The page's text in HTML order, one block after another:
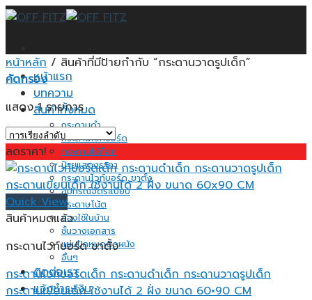
Skip
หน้าแรก
บทความ
สินค้าทั้งหมด
กระดานดำ
กระดานไวท์บอร์ด
กระดานไม้ก็อก
ป้ายแสดงราคา
กระดานไวท์บอร์ด ขาตั้ง
อุปกรณ์จัดระเบียบ
กระดาษโน้ต
ของใช้ในบ้าน
ชั้นวางเอกสาร
แผ่นปักหมุดติดผนัง
อื่นๆ
ติดต่อเรา
แจ้งชำระเงิน
หน้าหลัก / สินค้าที่มีป้ายกำกับ “กระดานวาดรูปเด็ก”
คัดกรอง
แสดง 1 รายการ
ลดราคา!
Quick View
สินค้าหมดแล้ว
กระดานไวท์บอร์ด ขาตั้ง
กระดานไวท์บอร์ดเด็ก กระดานดำเด็ก กระดานวาดรูปเด็ก
กระดานเขียนเด็ก ใช้งานได้ 2 ฝั่ง ขนาด 60×90 CM